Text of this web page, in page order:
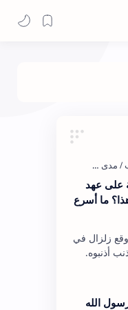
على عهد
ما أسرع
زلزال في
أذنبوه.
العقوبات
الله